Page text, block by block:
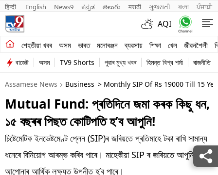
हिन्दी English News9 ಕನ್ನಡ తెలుగు मराठी ગુજરાતી বাংলা ਪੰਜਾਬੀ
AQI
শেহতীয়া খবৰ অসম ভাৰত মনোৰঞ্জন ব্যৱসায় শিক্ষা খেল জীৱনশৈলী
শেহতীয়া খবৰ
অসম
ভাৰত
মনোৰঞ্জন
ব্যৱসায়
শিক্ষা
বাজেট অসম TV9 Shorts পুৱাৰ মুখ্য খবৰ হিমন্ত বিশ্ব শৰ্মা ৰাজনীতি
Assamese News Business > Monthly SIP Of Rs 19000 Till 15
Mutual Fund: প্ৰতিদিনে জমা কৰক কিছু ধন,
১৫ বছৰৰ পিছত কোটিপতি হ’ব আপুনি!
চিষ্টেমেটিক ইনভেষ্টমেণ্ট প্লেন (SIP)ৰ জৰিয়তে প্ৰতিমাহে টকা ৰাখি সামান্য
ধনেৰে বিনিয়োগ আৰম্ভ কৰিব পাৰে। মাহেকীয়া SIP ৰ জৰিয়তে আপুনি
আপোনাৰ আৰ্থিক লক্ষ্যত উপনীত হ’ব পাৰে।